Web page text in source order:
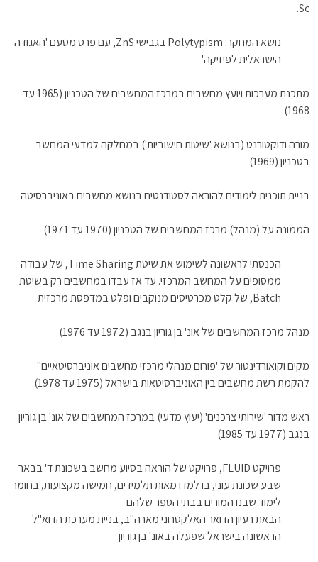
Sc.
נושא המחקר: Polytypism בגבישי ZnS, עם פרס מטעם 'האגודה
הישראלית לפיזיקה'
מתכנת מערכות ויועץ מחשבים במרכז המחשבים של הטכניון (1965 עד
1968)
מורה ודוקטורנט (בנושא 'שיטות חישוביות') במחלקה למדעי המחשב
בטכניון (1969)
בניית תוכנית לימודים להוראה לסטודנטים בנושא מחשבים באוניברסיטה
הממונה על (מנהל) מרכז המחשבים של הטכניון (1970 עד 1971)
הכנסתי לראשונה לשימוש את שיטת Time Sharing, של עבודה
ממסופים על המחשב המרכזי. עד אז עבדו במחשבים רק בשיטת
Batch, של קלט מכרטיסים מנוקבים ופלט במדפסת מרכזית
מנהל מרכז המחשבים של אונ' בן גוריון בנגב (1972 עד 1976)
מקים וקואורדינטור של 'פורום מנהלי מרכזי מחשבים אוניברסיטאיים"
להקמת רשת מחשבים בין האוניברסיטאות בישראל (1975 עד 1978)
ראש מדור 'שירותי צרכנים' (יעוץ מדעי) במרכז המחשבים של אונ' בן גוריון
בנגב (1977 עד 1985)
פרויקט FLUID, פרויקט של הוראה בסיוע מחשב בשכונת ד' בבאר
שבע שכונת עוני, בו למדו מאות תלמידים, חמישה מקצועות, בחומר
לימוד שבנו המורים בבתי הספר שלהם
הבאת רעיון הדואר האלקטרוני מארה"ב, בניית מערכת הדוא"ל
הראשונה בישראל שפעלה באונ' בן גוריון